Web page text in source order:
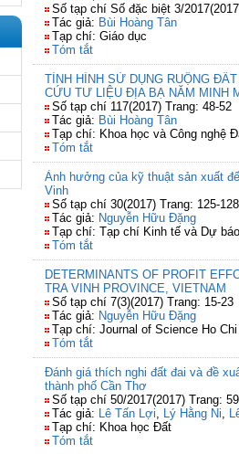
Số tạp chí Số đặc biệt 3/
Tác giả: Bùi Hoàng Tân
Tạp chí: Giáo dục
Tóm tắt
TÌNH HÌNH SỬ DỤNG RUỘNG
CỨU TƯ LIỆU ĐỊA BẠ NĂM MINH
Số tạp chí 117(2017) Trang: 48-52
Tác giả: Bùi Hoàng Tân
Tạp chí: Khoa học và Công nghệ
Tóm tắt
Ảnh hưởng của kỹ thuật sản xuất
Vinh
Số tạp chí 30(2017) Trang: 125-128
Tác giả: Nguyễn Hữu Đặng
Tạp chí: Tạp chí Kinh tế và Dự báo
Tóm tắt
DETERMINANTS OF PROFIT
TRA VINH PROVINCE, VIETNAM
Số tạp chí 7(3)(2017) Trang: 15-23
Tác giả: Nguyễn Hữu Đặng
Tạp chí: Journal of Science Ho
Tóm tắt
Đánh giá thích nghi đất đai và đề
thành phố Cần Thơ
Số tạp chí 50/2017(2017) Trang:
Tác giả: Lê Tấn Lợi, Lý Hằng Ni,
Tạp chí: Khoa học Đất
Tóm tắt